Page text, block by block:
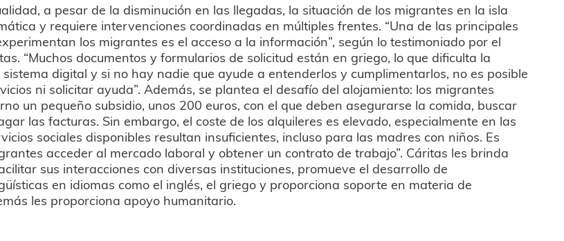
a pesar de la disminución en las llegadas, la situación de los migrantes en la isla
y requiere intervenciones coordinadas en múltiples frentes. “Una de las principales
los migrantes es el acceso a la información”, según lo testimoniado por el
“Muchos documentos y formularios de solicitud están en griego, lo que dificulta la
digital y si no hay nadie que ayude a entenderlos y cumplimentarlos, no es posible
ni solicitar ayuda”. Además, se plantea el desafío del alojamiento: los migrantes
un pequeño subsidio, unos 200 euros, con el que deben asegurarse la comida, buscar
las facturas. Sin embargo, el coste de los alquileres es elevado, especialmente en las
sociales disponibles resultan insuficientes, incluso para las madres con niños. Es
acceder al mercado laboral y obtener un contrato de trabajo”. Cáritas les brinda
sus interacciones con diversas instituciones, promueve el desarrollo de
en idiomas como el inglés, el griego y proporciona soporte en materia de
les proporciona apoyo humanitario.